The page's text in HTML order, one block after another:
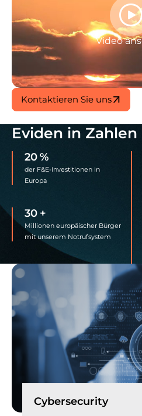
Video
Kontaktieren Sie uns
Eviden in Zahlen
20%
der F&E-Investitionen in
Europa
30 +
Millionen europäischer Bürger
mit unserem Notrufsystem
Cybersecurity